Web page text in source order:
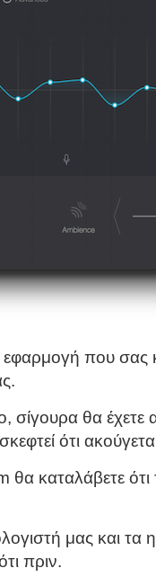
εφαρμογή που σας
σίγουρα θα έχετε
ότι
καταλάβετε ότι
μας και τα
πριν.